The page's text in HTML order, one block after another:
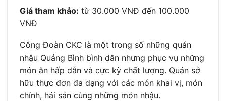
Giá tham khảo: từ 30.000 VNĐ đến 100.000
VNĐ
Công Đoàn CKC là một trong số những quán
nhậu Quảng Bình bình dân nhưng phục vụ những
món ăn hấp dẫn và cực kỳ chất lượng. Quán sở
hữu thực đơn đa dạng với các món khai vị, món
chính, hải sản cùng những món nhậu.